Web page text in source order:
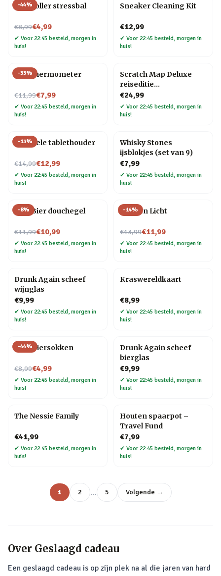
-44%
Controller stressbal
€8,99
Nu voor€4,99
✔ Voor 22:45 besteld, morgen in
huis!
Sneaker Cleaning Kit
€12,99
✔ Voor 22:45 besteld, morgen in
huis!
-33%
Wijn thermometer
€11,99
Nu voor€7,99
✔ Voor 22:45 besteld, morgen in
huis!
Scratch Map Deluxe
reiseditie
kraswereldkaart
€24,99
✔ Voor 22:45 besteld, morgen in
huis!
-13%
Flexibele tablethouder
€14,99
Nu voor€12,99
✔ Voor 22:45 besteld, morgen in
huis!
Whisky Stones
ijsblokjes (set van 9)
€7,99
✔ Voor 22:45 besteld, morgen in
huis!
-8%
Wiki Bier douchegel
€11,99
Nu voor€10,99
✔ Voor 22:45 besteld, morgen in
huis!
-14%
Flessen Licht
€13,99
Nu voor€11,99
✔ Voor 22:45 besteld, morgen in
huis!
Drunk Again scheef
wijnglas
€9,99
✔ Voor 22:45 besteld, morgen in
huis!
Kraswereldkaart
€8,99
✔ Voor 22:45 besteld, morgen in
huis!
-44%
Gele biersokken
€8,99
Nu voor€4,99
✔ Voor 22:45 besteld, morgen in
huis!
Drunk Again scheef
bierglas
€9,99
✔ Voor 22:45 besteld, morgen in
huis!
The Nessie Family
€41,99
✔ Voor 22:45 besteld, morgen in
huis!
Houten spaarpot –
Travel Fund
€7,99
✔ Voor 22:45 besteld, morgen in
huis!
1 2 … 5 Volgende →
Over Geslaagd cadeau
Een geslaagd cadeau is op zijn plek na al die jaren van hard